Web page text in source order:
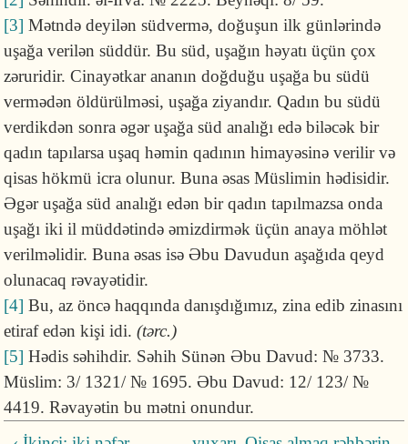
[3] Mətndə deyilən südvermə, doğuşun ilk günlərində
uşağa verilən süddür. Bu süd, uşağın həyatı üçün çox
zəruridir. Cinayətkar ananın doğduğu uşağa bu südü
vermədən öldürülməsi, uşağa ziyandır. Qadın bu südü
verdikdən sonra əgər uşağa süd analığı edə biləcək bir
qadın tapılarsa uşaq həmin qadının himayəsinə verilir və
qisas hökmü icra olunur. Buna əsas Müslimin hədisidir.
Əgər uşağa süd analığı edən bir qadın tapılmazsa onda
uşağı iki il müddətində əmizdirmək üçün anaya möhlət
verilməlidir. Buna əsas isə Əbu Davudun aşağıda qeyd
olunacaq rəvayətidir.
[4] Bu, az öncə haqqında danışdığımız, zina edib zinasını
etiraf edən kişi idi.(tərc.)
[5] Hədis səhihdir. Səhih Sünən Əbu Davud: № 3733.
Müslim: 3/ 1321/ № 1695. Əbu Davud: 12/ 123/ №
4419. Rəvayətin bu mətni onundur.